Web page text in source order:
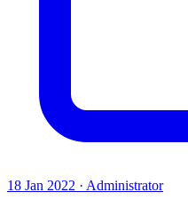
18 Jan 2022 · Administrator